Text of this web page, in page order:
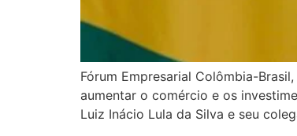
Fórum Empresarial Colômbia-
aumentar o comércio e os
Luiz Inácio Lula da Silva e seu